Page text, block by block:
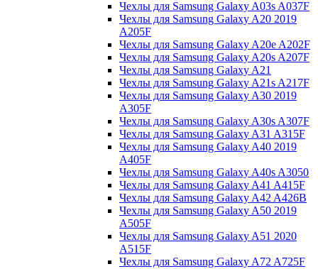
Чехлы для Samsung Galaxy A03s A037F
Чехлы для Samsung Galaxy A20 2019
A205F
Чехлы для Samsung Galaxy A20e A202F
Чехлы для Samsung Galaxy A20s A207F
Чехлы для Samsung Galaxy A21
Чехлы для Samsung Galaxy A21s A217F
Чехлы для Samsung Galaxy A30 2019
A305F
Чехлы для Samsung Galaxy A30s A307F
Чехлы для Samsung Galaxy A31 A315F
Чехлы для Samsung Galaxy A40 2019
A405F
Чехлы для Samsung Galaxy A40s A3050
Чехлы для Samsung Galaxy A41 A415F
Чехлы для Samsung Galaxy A42 A426B
Чехлы для Samsung Galaxy A50 2019
A505F
Чехлы для Samsung Galaxy A51 2020
A515F
Чехлы для Samsung Galaxy A72 A725F